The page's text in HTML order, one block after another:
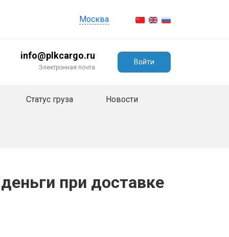
Москва
info@plkcargo.ru
Электронная почта
Войти
Статус груза Новости
при доставке